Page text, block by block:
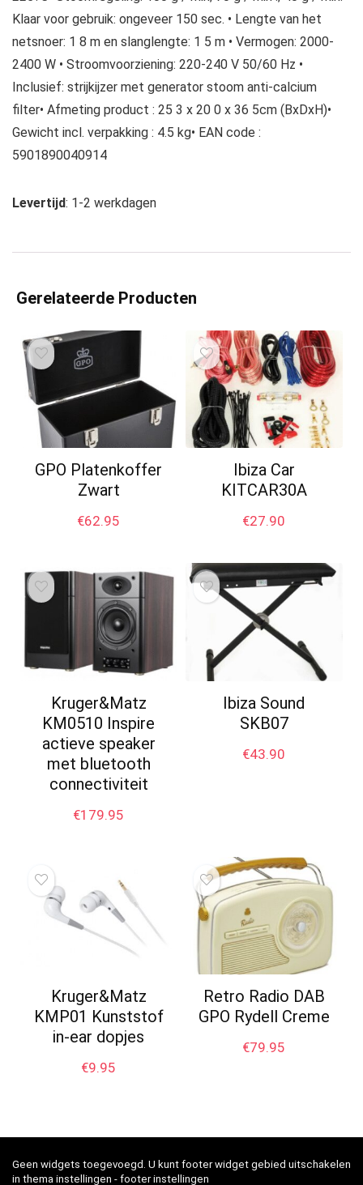
Klaar voor gebruik: ongeveer 150 sec. • Lengte van het
netsnoer: 1 8 m en slanglengte: 1 5 m • Vermogen: 2000-
2400 W • Stroomvoorziening: 220-240 V 50/60 Hz •
Inclusief: strijkijzer met generator stoom anti-calcium
filter• Afmeting product : 25 3 x 20 0 x 36 5cm (BxDxH)•
Gewicht incl. verpakking : 4.5 kg• EAN code :
5901890040914
Levertijd: 1-2 werkdagen
Gerelateerde Producten
GPO Platenkoffer
Zwart
€62.95
Ibiza Car
KITCAR30A
€27.90
Kruger&Matz
KM0510 Inspire
actieve speaker
met bluetooth
connectiviteit
€179.95
Ibiza Sound
SKB07
€43.90
Kruger&Matz
KMP01 Kunststof
in-ear dopjes
€9.95
Retro Radio DAB
GPO Rydell Creme
€79.95
Geen widgets toegevoegd. U kunt footer widget gebied uitschakelen
in thema instellingen - footer instellingen